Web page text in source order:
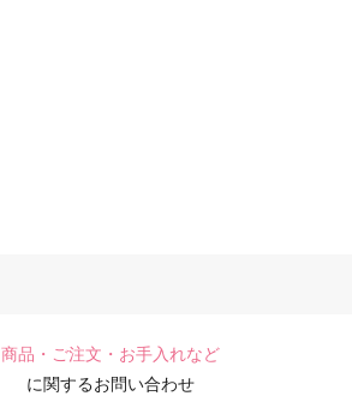
商品・ご注文・お手入れなど
に関するお問い合わせ